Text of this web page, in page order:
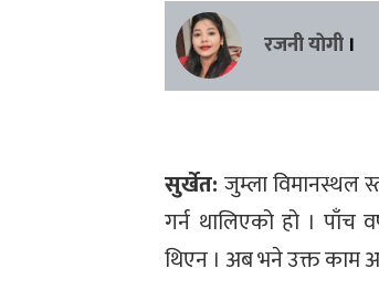
रजनी याेगी ।
सुर्खेत:जुम्ला विमानस्थल
गर्न थालिएको हो । पाँच
थिएन । अब भने उक्त काम